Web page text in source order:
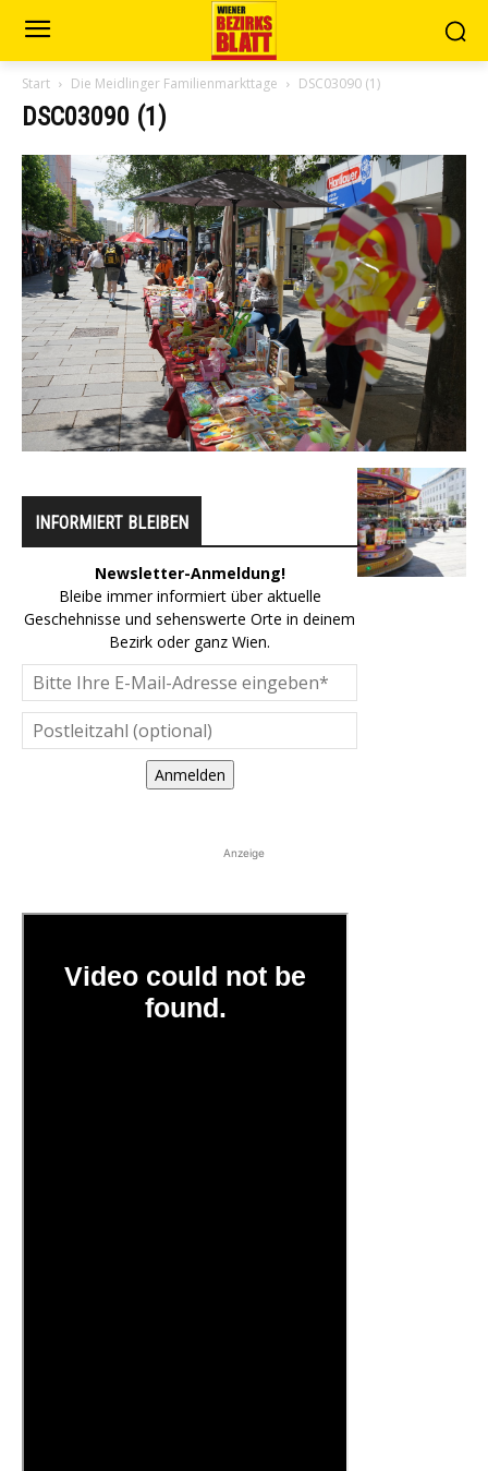
Start Die Meidlinger Familienmarkttage DSC03090 (1)
DSC03090 (1)
INFORMIERT BLEIBEN
Newsletter-Anmeldung!
Bleibe immer informiert über aktuelle
Geschehnisse und sehenswerte Orte in deinem
Bezirk oder ganz Wien.
Anmelden
Anzeige